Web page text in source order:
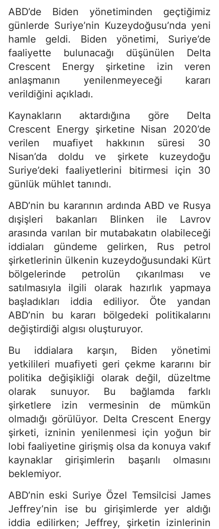
ABD’de Biden yönetiminden geçtiğimiz
günlerde Suriye’nin Kuzeydoğusu’nda yeni
hamle geldi. Biden yönetimi, Suriye’de
faaliyette bulunacağı düşünülen Delta
Crescent Energy şirketine izin veren
anlaşmanın yenilenmeyeceği kararı
verildiğini açıkladı.
Kaynakların aktardığına göre Delta
Crescent Energy şirketine Nisan 2020’de
verilen muafiyet hakkının süresi 30
Nisan’da doldu ve şirkete kuzeydoğu
Suriye’deki faaliyetlerini bitirmesi için 30
günlük mühlet tanındı.
ABD’nin bu kararının ardında ABD ve Rusya
dışişleri bakanları Blinken ile Lavrov
arasında varılan bir mutabakatın olabileceği
iddiaları gündeme gelirken, Rus petrol
şirketlerinin ülkenin kuzeydoğusundaki Kürt
bölgelerinde petrolün çıkarılması ve
satılmasıyla ilgili olarak hazırlık yapmaya
başladıkları iddia ediliyor. Öte yandan
ABD’nin bu kararı bölgedeki politikalarını
değiştirdiği algısı oluşturuyor.
Bu iddialara karşın, Biden yönetimi
yetkilileri muafiyeti geri çekme kararını bir
politika değişikliği olarak değil, düzeltme
olarak sunuyor. Bu bağlamda farklı
şirketlere izin vermesinin de mümkün
olmadığı görülüyor. Delta Crescent Energy
şirketi, izninin yenilenmesi için yoğun bir
lobi faaliyetine girişmiş olsa da konuya vakıf
kaynaklar girişimlerin başarılı olmasını
beklemiyor.
ABD’nin eski Suriye Özel Temsilcisi James
Jeffrey’nin ise bu girişimlerde yer aldığı
iddia edilirken; Jeffrey, şirketin izinlerinin